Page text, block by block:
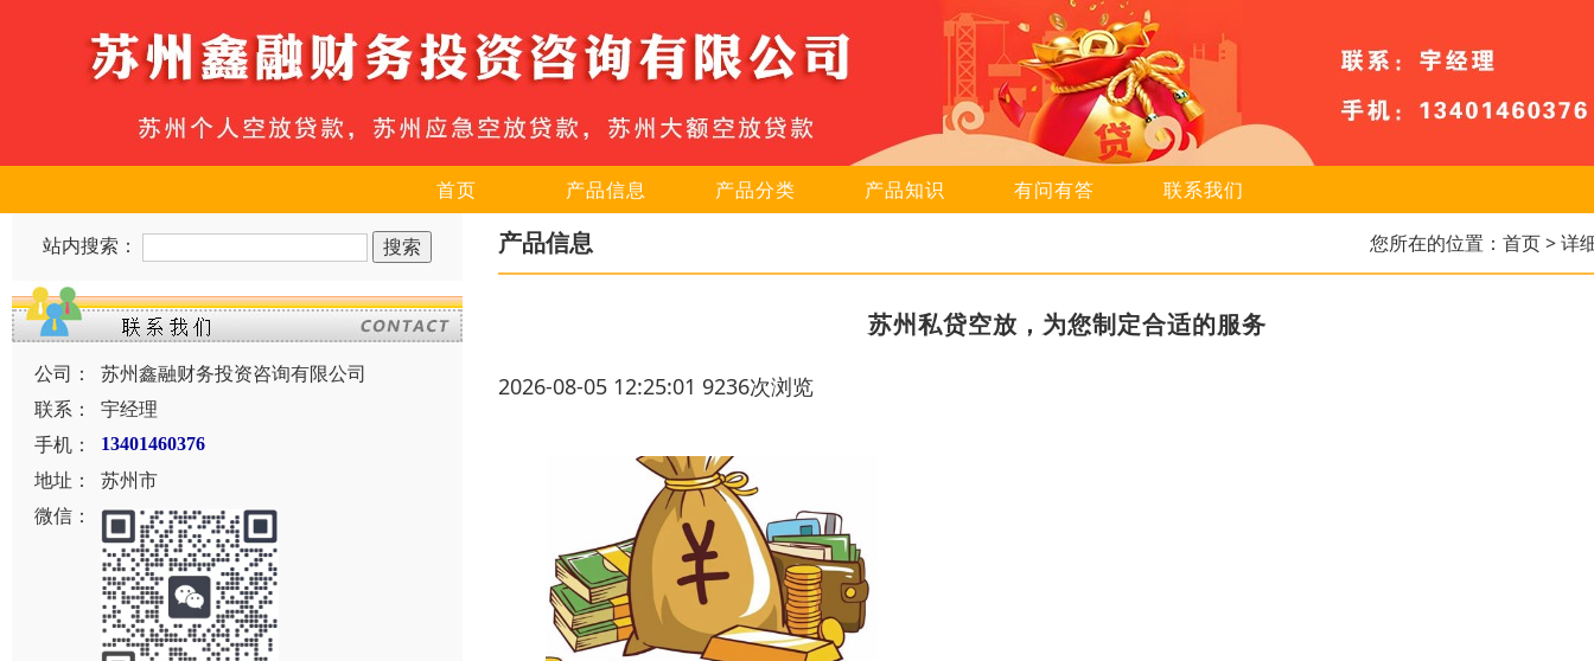
首页 产品信息 产品分类 产品知识 有问有答 联系我们
站内搜索：
公司：
苏州鑫融财务投资咨询有限公司
联系：
宇经理
手机：
13401460376
地址：
苏州市
微信：
产品信息 您所在的位置： 首页> 详
苏州私贷空放，为您制定合适的服务
2026-08-05 12:25:01 9236次浏览